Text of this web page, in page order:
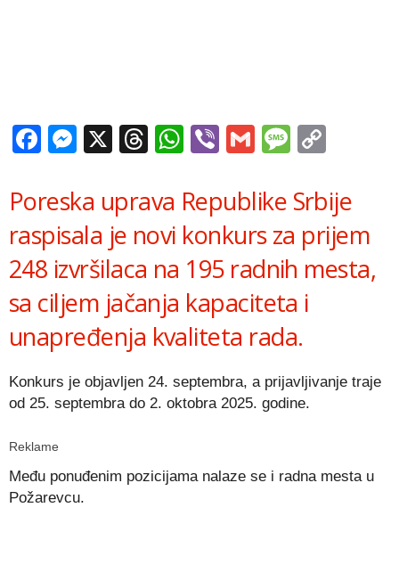
Facebook
Messenger
X Threads
WhatsApp
ViberGmail
Poreska uprava Republike Srbije
raspisala je novi konkurs za prijem
248 izvršilaca na 195 radnih mesta,
sa ciljem jačanja kapaciteta i
unapređenja kvaliteta rada.
Konkurs je objavljen 24. septembra, a prijavljivanje traje
od 25. septembra do 2. oktobra 2025. godine.
Reklame
Među ponuđenim pozicijama nalaze se i radna mesta u
Požarevcu.